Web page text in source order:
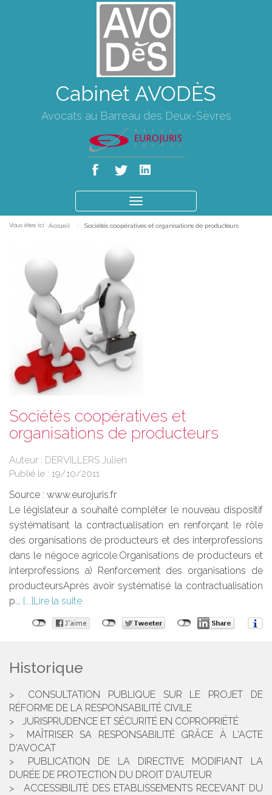
Cabinet AVODÈS
Avocats au Barreau des Deux-Sèvres
le
Vous êtes ici : Accueil Sociétés coopératives et organisations de producteurs
Sociétés coopératives et
organisations de producteurs
Auteur : DERVILLERS Julien
Publié le : 19/10/2011
Source : www.eurojuris.fr
Le législateur a souhaité compléter le nouveau dispositif
systématisant la contractualisation en renforçant le rôle
des organisations de producteurs et des interprofessions
dans le négoce agricole.Organisations de producteurs et
interprofessions a) Renforcement des organisations de
producteursAprès avoir systématisé la contractualisation
p...
Lire la suite
Historique
CONSULTATION PUBLIQUE SUR LE PROJET DE
RÉFORME DE LA RESPONSABILITÉ CIVILE
JURISPRUDENCE ET SÉCURITÉ EN COPROPRIÉTÉ
MAÎTRISER SA RESPONSABILITÉ GRÂCE À L'ACTE
D'AVOCAT
PUBLICATION DE LA DIRECTIVE MODIFIANT LA
DURÉE DE PROTECTION DU DROIT D'AUTEUR
ACCESSIBILITÉ DES ETABLISSEMENTS RECEVANT DU